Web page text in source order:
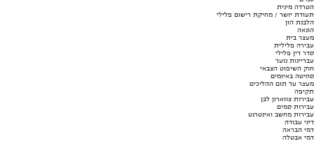
הטרדה מינית
תעודת יושר / מחיקת רישום פלילי
הלבנת הון
הונאה
מעצר בית
עבירה פלילית
סדר דין פלילי
עבריינות נוער
חוק השיפוט הצבאי
סחיטה באיומים
מעצר עד תום ההליכים
תקיפה
עבירות צווארון לבן
עבירות סמים
עבירות מחשב ואינטרנט
דיני עבודה
דמי הבראה
דמי אבטלה